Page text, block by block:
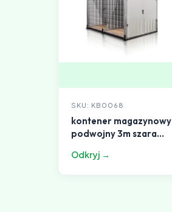
SKU: KB0068
kontener magazynowy
podwojny 3m szara
Odkryj →